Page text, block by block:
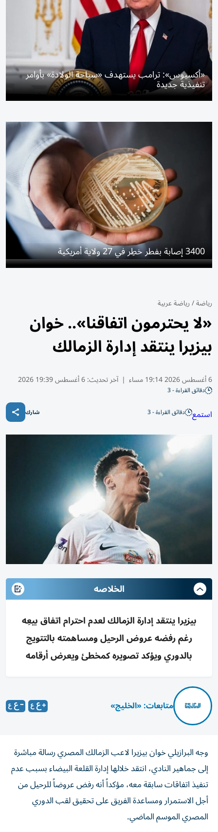
«أكسيوس»: ترامب يستهدف «سياحة الولادة» بأوامر
تنفيذية جديدة
3400 إصابة بفطر خطِر في 27 ولاية أمريكية
رياضة/رياضة عربية
«لا يحترمون اتفاقنا».. خوان
بيزيرا ينتقد إدارة الزمالك
6 أغسطس 2026 19:14 مساء | آخر تحديث:6 أغسطس 19:39 2026
دقائق القراءة - 3
استمع دقائق القراءة - 3 شارك
الخلاصه
بيزيرا ينتقد إدارة الزمالك لعدم احترام اتفاق بيعِه
رغم رفضه عروض الرحيل ومساهمته بالتتويج
بالدوري ويؤكد تصويره كمخطئ ويعرض أرقامه
متابعات: «الخليج»
وجه البرازيلي خوان بيزيرا لاعب الزمالك المصري رسالة مباشرة
إلى جماهير النادي، انتقد خلالها إدارة القلعة البيضاء بسبب عدم
تنفيذ اتفاقات سابقة معه، مؤكداً أنه رفض عروضاً للرحيل من
أجل الاستمرار ومساعدة الفريق على تحقيق لقب الدوري
المصري الموسم الماضي.